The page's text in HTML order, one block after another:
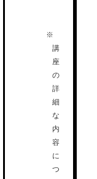
講
座
の
詳
細
な
内
容
に
つ